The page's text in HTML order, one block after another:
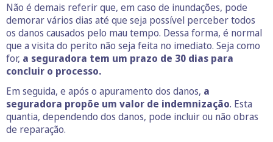
Não é demais referir que, em caso de inundações, pode
demorar vários dias até que seja possível perceber todos
os danos causados pelo mau tempo. Dessa forma, é normal
que a visita do perito não seja feita no imediato. Seja como
for, a seguradora tem um prazo de 30 dias para
concluir o processo.
Em seguida, e após o apuramento dos danos, a
seguradora propõe um valor de indemnização. Esta
quantia, dependendo dos danos, pode incluir ou não obras
de reparação.